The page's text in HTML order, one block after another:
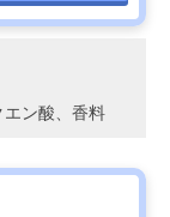
エン酸、香料